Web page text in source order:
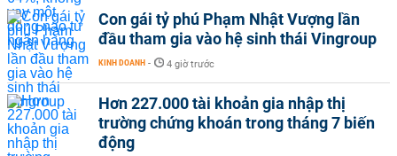
Con gái tỷ phú Phạm Nhật Vượng lần
đầu tham gia vào hệ sinh thái Vingroup
KINH DOANH - 4 giờ trước
Hơn 227.000 tài khoản gia nhập thị
trường chứng khoán trong tháng 7 biến
động